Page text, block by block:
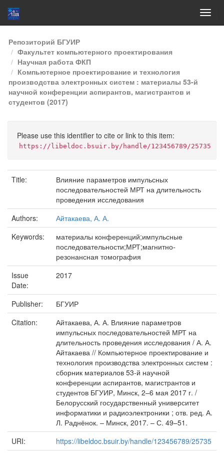
Skip
navigation
Репозиторий БГУИР
Факультет компьютерного проектирования
Научная работа ФКП
Компьютерное проектирование и технология
производства электронных систем : материалы 53-й
научной конференции аспирантов, магистрантов и
студентов (2017)
Please use this identifier to cite or link to this item:
https://libeldoc.bsuir.by/handle/123456789/25735
Title:
Влияние параметров импульсных
последовательностей МРТ на длительность
проведения исследования
Authors:
Айтакаева, А. А.
Keywords:
материалы конференций;импульсные
последовательности;МРТ;магнитно-
резонансная томография
Issue
Date:
2017
Publisher:
БГУИР
Citation:
Айтакаева, А. А. Влияние параметров
импульсных последовательностей МРТ на
длительность проведения исследования / А. А.
Айтакаева // Компьютерное проектирование и
технология производства электронных систем :
сборник материалов 53-й научной
конференции аспирантов, магистрантов и
студентов БГУИР, Минск, 2–6 мая 2017 г. /
Белорусский государственный университет
информатики и радиоэлектроники ; отв. ред. А.
Л. Раднёнок. – Минск, 2017. – С. 49–51.
URI:
https://libeldoc.bsuir.by/handle/123456789/25735